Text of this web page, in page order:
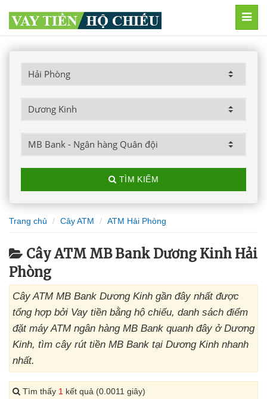
TÌM KIẾM
Trang chủ Cây ATM ATM Hải Phòng
Cây ATM MB Bank Dương Kinh Hải
Phòng
Cây ATM MB Bank Dương Kinh gần đây nhất được
tổng hợp bởi Vay tiền bằng hộ chiếu, danh sách điểm
đặt máy ATM ngân hàng MB Bank quanh đây ở Dương
Kinh, tìm cây rút tiền MB Bank tại Dương Kinh nhanh
nhất.
Tìm thấy 1 kết quả (0.0011 giây)